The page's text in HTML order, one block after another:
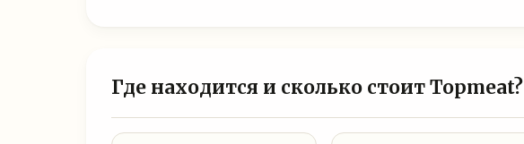
Где находится и сколько стоит Topmeat?